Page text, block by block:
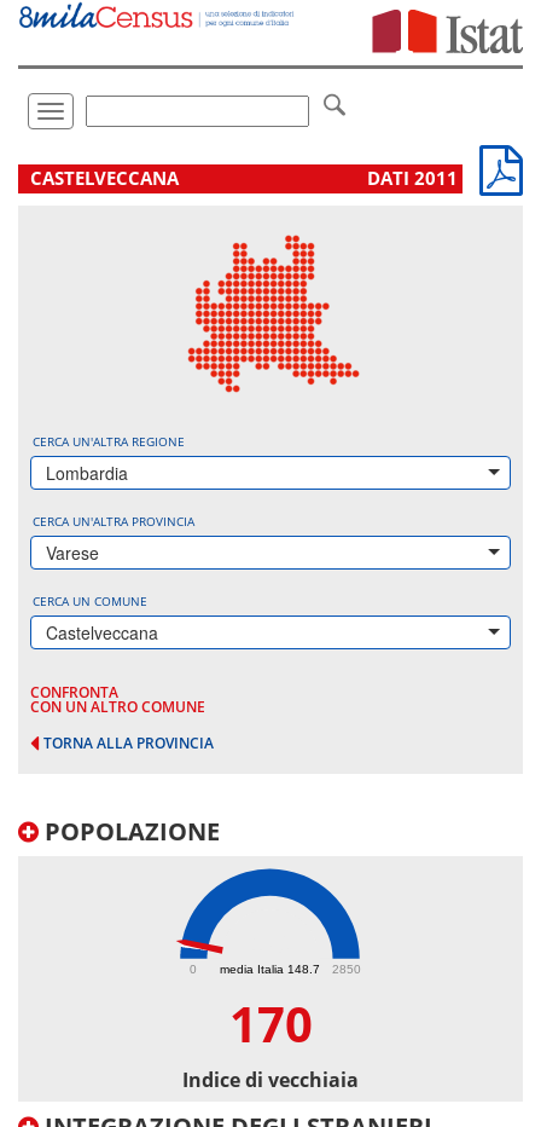
Vai
direttamente
Toggle
navigation
.
CASTELVECCANA DATI 2011
CERCA UN'ALTRA REGIONE
Lombardia
CERCA UN'ALTRA PROVINCIA
Varese
CERCA UN COMUNE
Castelveccana
CONFRONTA
CON UN ALTRO COMUNE
TORNA ALLA PROVINCIA
POPOLAZIONE
media Italia 148.7
0 2850
170
Indice di vecchiaia